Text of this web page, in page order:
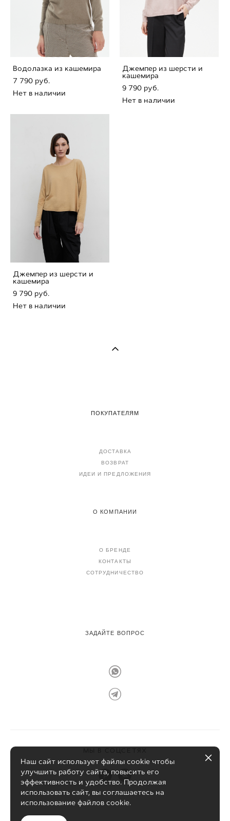
Водолазка из кашемира
7 790 pуб.
Нет в наличии
Джемпер из шерсти и
кашемира
9 790 pуб.
Нет в наличии
Джемпер из шерсти и
кашемира
9 790 pуб.
Нет в наличии
ПОКУПАТЕЛЯМ
ДОСТАВКА
ВОЗВРАТ
ИДЕИ И ПРЕДЛОЖЕНИЯ
О КОМПАНИИ
О БРЕНДЕ
КОНТАКТЫ
СОТРУДНИЧЕСТВО
ЗАДАЙТЕ ВОПРОС
Наш сайт использует файлы cookie чтобы
улучшить работу сайта, повысить его
эффективность и удобство. Продолжая
использовать сайт, вы соглашаетесь на
использование файлов cookie.